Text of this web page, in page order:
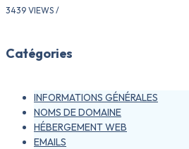
3439 VIEWS /
Catégories
INFORMATIONS GÉNÉRALES
NOMS DE DOMAINE
HÉBERGEMENT WEB
EMAILS